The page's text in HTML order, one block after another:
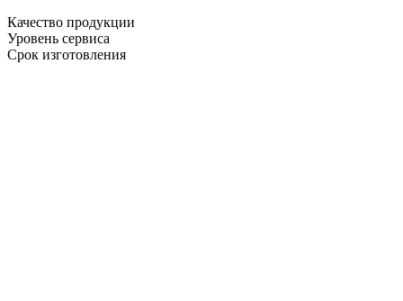
Качество продукции
Уровень сервиса
Срок изготовления